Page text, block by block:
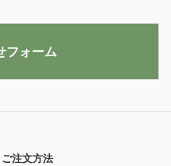
ご注文方法
フォーム